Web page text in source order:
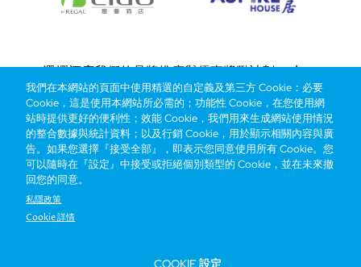
Bottom
menu
選擇酒店我們的品牌推廣與優惠獎勵計劃e-shop
管理層簡介
搶先一步，掌握最新資訊！
我們在本網站的頁面中使用精選的自定義及第三方 Cookie：必要
Cookie，這是使用本網站所必需的；功能性 Cookie，在您使用網
站時提供更好的便利性；效能 Cookie，我們用來生成網站使用情況
的整合數據與統計資料；以及行銷 Cookie，用於顯示相關內容與廣
告。如果您選擇『接受全部』，即表示您同意使用所有 Cookie。您
可以隨時在『設定』中接受或拒絕個別類型的 Cookie，並在未來撤
回您的同意。
私隱政策
Cookie 詳情
COOKIE 設定